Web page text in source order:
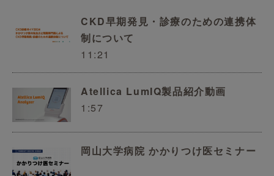
CKD早期発見・診療のための連携体
制について
11:21
Atellica LumIQ製品紹介動画
1:57
岡山大学病院 かかりつけ医セミナー